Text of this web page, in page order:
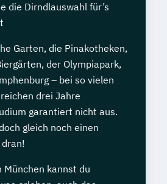
die Dirndlauswahl für’s
Garten, die Pinakotheken,
der Olympiapark,
– bei so vielen
drei Jahre
garantiert nicht aus.
gleich noch einen
München kannst du